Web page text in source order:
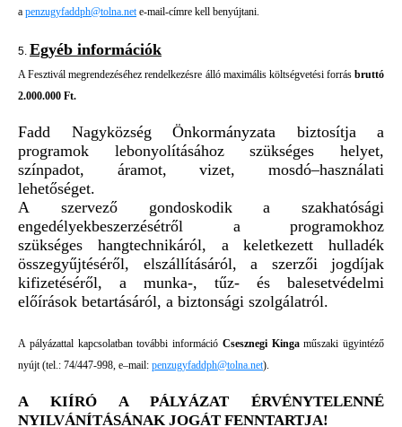
a penzugyfaddph@tolna.net e-mail-címre kell benyújtani.
5. Egyéb információk
A Fesztivál megrendezéséhez rendelkezésre álló maximális költségvetési forrás bruttó
2.000.000 Ft.
Fadd Nagyközség Önkormányzata biztosítja a
programok lebonyolításához szükséges helyet,
színpadot, áramot, vizet, mosdó–használati
lehetőséget.
A
szervező gondoskodik
a szakhatósági
engedélyekbeszerzésétről a
programokhoz
szükséges
hangtechnikáról, a keletkezett hulladék
összegyűjtéséről, elszállításáról, a szerzői jogdíjak
kifizetéséről, a munka-, tűz- és balesetvédelmi
előírások betartásáról, a biztonsági szolgálatról.
A pályázattal kapcsolatban további információ Csesznegi Kinga műszaki ügyintéző
nyújt (tel.: 74/447-998, e–mail: penzugyfaddph@tolna.net).
A KIÍRÓ A PÁLYÁZAT ÉRVÉNYTELENNÉ
NYILVÁNÍTÁSÁNAK JOGÁT FENNTARTJA!